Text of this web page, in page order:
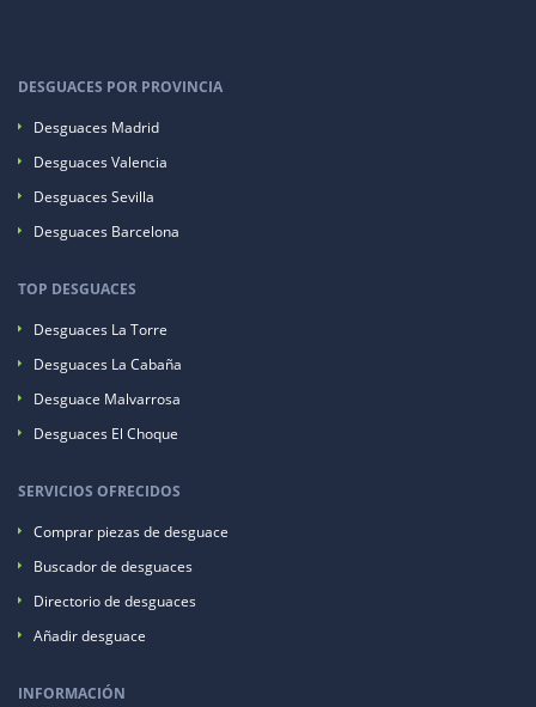
DESGUACES POR PROVINCIA
Desguaces Madrid
Desguaces Valencia
Desguaces Sevilla
Desguaces Barcelona
TOP DESGUACES
Desguaces La Torre
Desguaces La Cabaña
Desguace Malvarrosa
Desguaces El Choque
SERVICIOS OFRECIDOS
Comprar piezas de desguace
Buscador de desguaces
Directorio de desguaces
Añadir desguace
INFORMACIÓN